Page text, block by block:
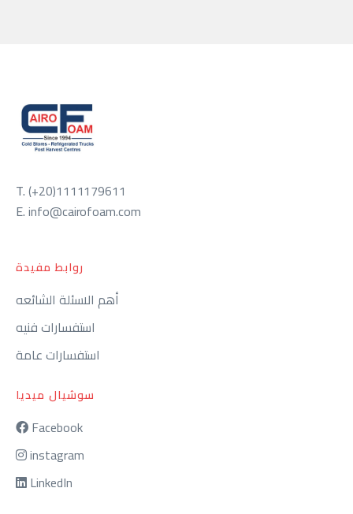
T.(+20)1111179611
E.info@cairofoam.com
روابط مفيدة
أهم الاسئلة الشائعه
استفسارات فنيه
استفسارات عامة
سوشيال ميديا
Facebook
instagram
LinkedIn